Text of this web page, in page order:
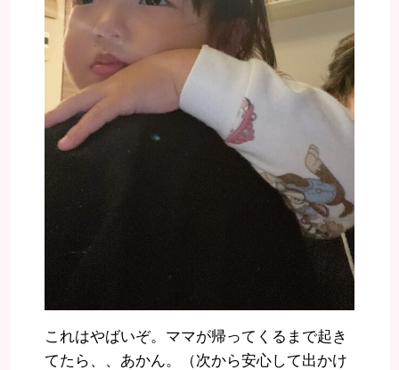
これはやばいぞ。ママが帰ってくるまで起き
てたら、、あかん。（次から安心して出かけ